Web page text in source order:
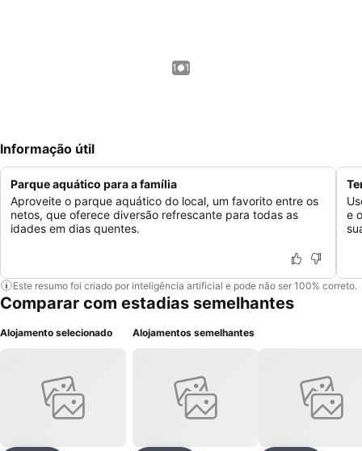
1 / 1
Informação útil
Parque aquático para a família
Aproveite o parque aquático do local, um favorito entre os
netos, que oferece diversão refrescante para todas as
idades em dias quentes.
e
Este resumo foi criado por inteligência artificial e pode não ser 100% correto.
Comparar com estadias semelhantes
Alojamento selecionado Alojamentos semelhantes